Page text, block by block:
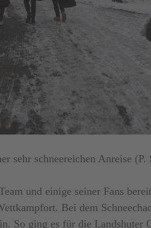
sehr schneereichen Anreise (P.
und einige seiner Fans
Bei dem
So ging es für die Landshuter